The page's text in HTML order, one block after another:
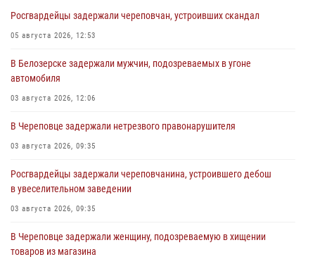
Росгвардейцы задержали череповчан, устроивших скандал
05 августа 2026, 12:53
В Белозерске задержали мужчин, подозреваемых в угоне
автомобиля
03 августа 2026, 12:06
В Череповце задержали нетрезвого правонарушителя
03 августа 2026, 09:35
Росгвардейцы задержали череповчанина, устроившего дебош
в увеселительном заведении
03 августа 2026, 09:35
В Череповце задержали женщину, подозреваемую в хищении
товаров из магазина